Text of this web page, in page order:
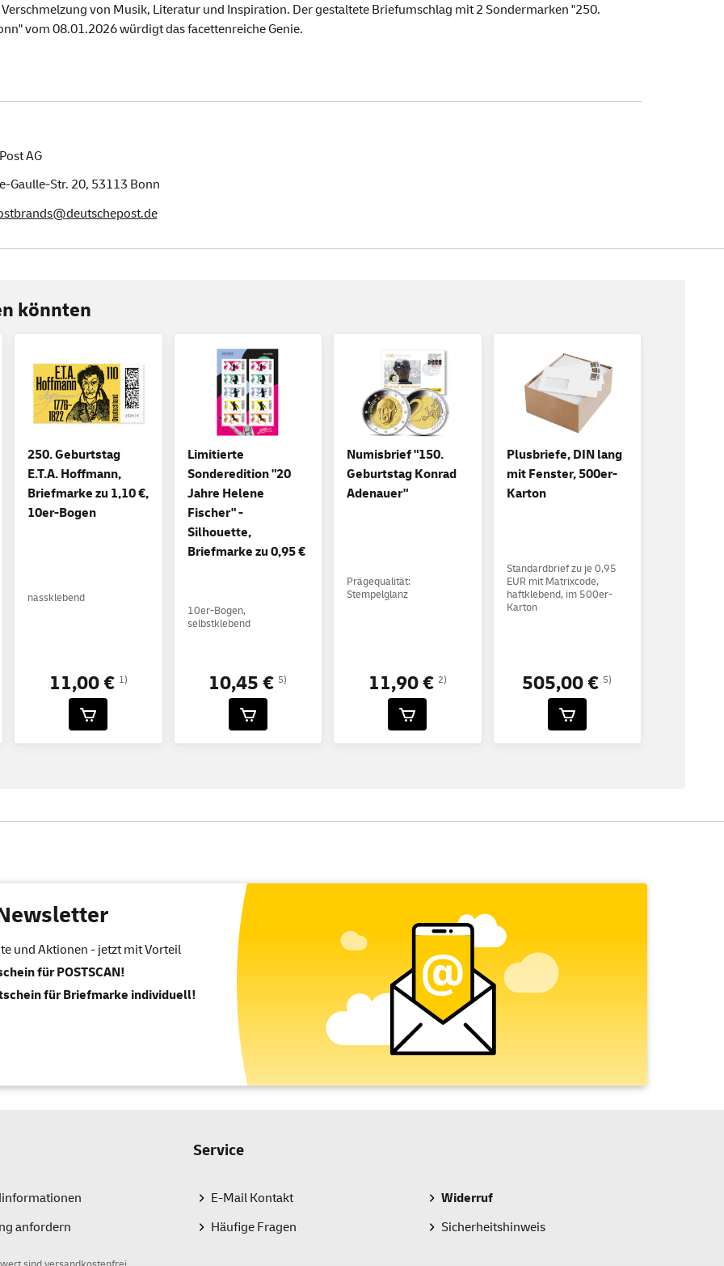
von Musik, Literatur und Inspiration. Der gestaltete Briefumschlag mit 2 Sondermarken "250.
vom 08.01.2026 würdigt das facettenreiche Genie.
AG
Gaulle-Str. 20, 53113 Bonn
könnten
250. Geburtstag
E.T.A. Hoffmann,
Briefmarke zu 1,10 €,
10er-Bogen
nassklebend
11,00 € 1)
Limitierte
Sonderedition "20
Jahre Helene
Fischer" -
Silhouette,
Briefmarke zu 0,95 €
10er-Bogen,
selbstklebend
10,45 € 5)
Numisbrief "150.
Geburtstag Konrad
Adenauer"
Prägequalität:
Stempelglanz
11,90 € 2)
Plusbriefe, DIN lang
mit Fenster, 500er-
Karton
Standardbrief zu je 0,95
EUR mit Matrixcode,
haftklebend, im 500er-
Karton
505,00 € 5)
und Aktionen - jetzt mit Vorteil
für POSTSCAN!
für Briefmarke individuell!
anfordern
Service
E-Mail Kontakt
Häufige Fragen
Widerruf
Sicherheitshinweis